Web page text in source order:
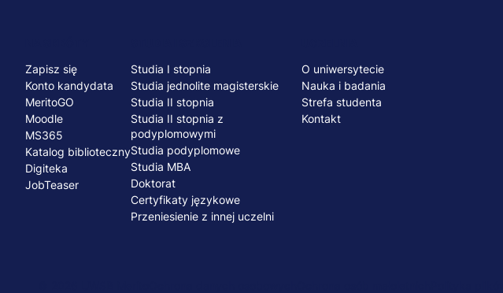
Menu
stopka
Zapisz się
Konto kandydata
MeritoGO
Moodle
MS365
Katalog biblioteczny
Digiteka
JobTeaser
Studia I stopnia
Studia jednolite magisterskie
Studia II stopnia
Studia II stopnia z
podyplomowymi
Studia podyplomowe
Studia MBA
Doktorat
Certyfikaty językowe
Przeniesienie z innej uczelni
O uniwersytecie
Nauka i badania
Strefa studenta
Kontakt